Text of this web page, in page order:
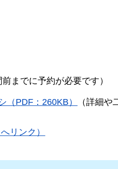
までに予約が必要です）
（PDF：260KB）
（詳細や
リンク）